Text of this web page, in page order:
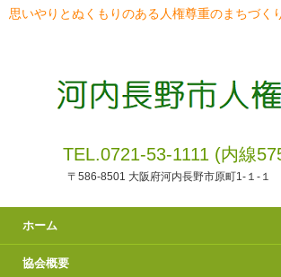
思いやりとぬくもりのある人権尊重のまちづく
TEL.0721-53-1111 (内線
〒586-8501 大阪府河内長野市原町1-１-１
ホーム
協会概要